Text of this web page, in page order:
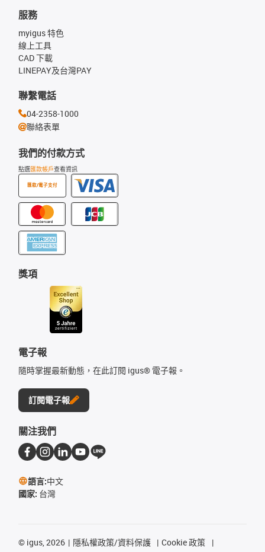
我們的付款方式
點選匯款帳戶查看資訊
匯款/電子支付
服務
myigus 特色
線上工具
CAD 下載
LINEPAY及台灣PAY
獎項
電子報
隨時掌握最新動態，在此訂閱 igus® 電子報。
訂閱電子報
聯繫電話
04-2358-1000
聯絡表單
關注我們
語言:中文
國家: 台灣
© igus, 2026 隱私權政策/資料保護
Cookie 政策